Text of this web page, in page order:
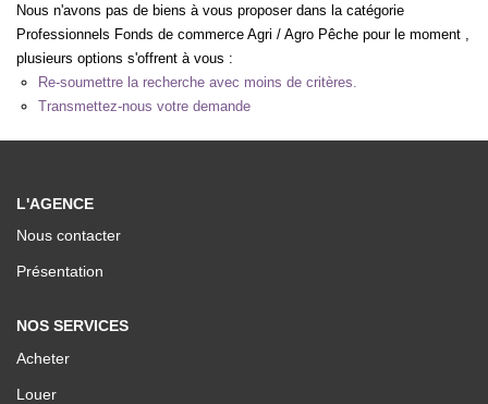
NOTRE AGENCE
Nous Contacter
Créer une alerte
Nous n'avons pas de biens à vous proposer dans la catégorie
Professionnels Fonds de commerce Agri / Agro Pêche pour le moment ,
plusieurs options s'offrent à vous :
Re-soumettre la recherche avec moins de critères.
Transmettez-nous votre demande
L'AGENCE
Nous contacter
Présentation
NOS SERVICES
Acheter
Louer